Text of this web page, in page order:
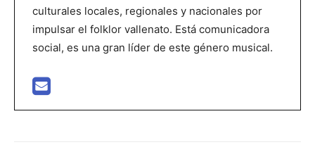
culturales locales, regionales y nacionales por
impulsar el folklor vallenato. Está comunicadora
social, es una gran líder de este género musical.